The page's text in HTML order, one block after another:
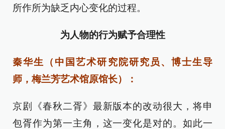
所作所为缺乏内心变化的过程。
为人物的行为赋予合理性
秦华生（中国艺术研究院研究员、博士生导
师，梅兰芳艺术馆原馆长）：
京剧《春秋二胥》最新版本的改动很大，将申
包胥作为第一主角，这一变化是对的。如此一